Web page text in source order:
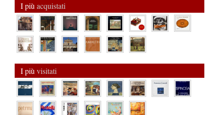
I più acquistati
I più visitati